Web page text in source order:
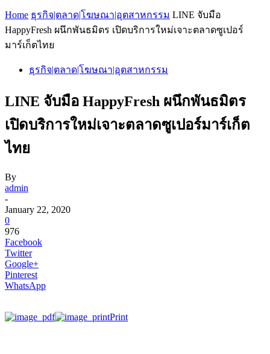
Home ธุรกิจ|ตลาด|โฆษณา|อุตสาหกรรม LINE จับมือ
HappyFresh ผนึกพันธมิตร เปิดบริการใหม่เจาะตลาดซูเปอร์
มาร์เก็ตไทย
ธุรกิจ|ตลาด|โฆษณา|อุตสาหกรรม
LINE จับมือ HappyFresh ผนึกพันธมิตร
เปิดบริการใหม่เจาะตลาดซูเปอร์มาร์เก็ต
ไทย
By
admin
-
January 22, 2020
0
976
Facebook
Twitter
Google+
Pinterest
WhatsApp
Print